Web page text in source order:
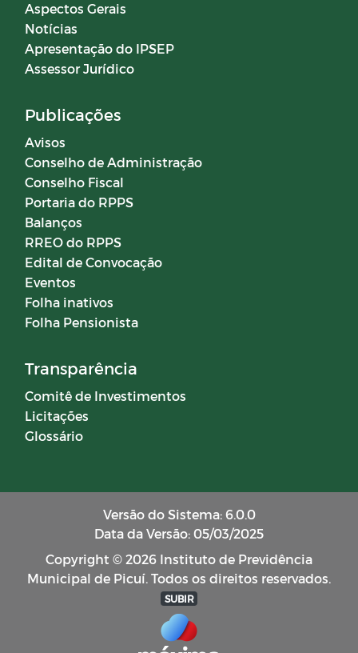
Aspectos Gerais
Notícias
Apresentação do IPSEP
Assessor Jurídico
Publicações
Avisos
Conselho de Administração
Conselho Fiscal
Portaria do RPPS
Balanços
RREO do RPPS
Edital de Convocação
Eventos
Folha inativos
Folha Pensionista
Transparência
Comitê de Investimentos
Licitações
Glossário
Versão do Sistema: 6.0.0
Data da Versão: 05/03/2025
Copyright © 2026 Instituto de Previdência
Municipal de Picuí. Todos os direitos reservados.
SUBIR